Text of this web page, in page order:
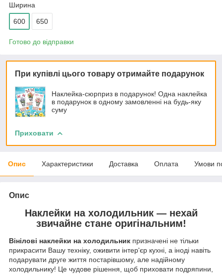
Ширина
600 650
Готово до відправки
При купівлі цього товару отримайте подарунок
Наклейка-сюрприз в подарунок! Одна наклейка
в подарунок в одному замовленні на будь-яку
суму
Приховати
Опис Характеристики Доставка Оплата Умови
Опис
Наклейки на холодильник — нехай
звичайне стане оригінальним!
Вінілові наклейки на холодильник призначені не тільки
прикрасити Вашу техніку, оживити інтер'єр кухні, а іноді навіть
подарувати друге життя постарівшому, але надійному
холодильнику! Це чудове рішення, щоб приховати подряпини,